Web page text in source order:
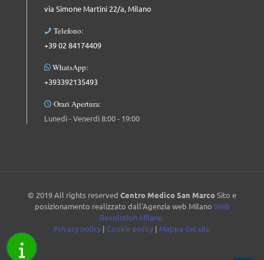
via Simone Martini 22/a, Milano
Telefono:
+39 02 84174409
WhatsApp:
+393392135493
Orari Apertura:
Lunedì - Venerdì 8:00 - 19:00
© 2019 All rights reserved Centro Medico San MarcoSito e
posizionamento realizzato dall'Agenzia web Milano Web
Revolution Milano.
Privacy policy| Cookie policy| Mappa del sito